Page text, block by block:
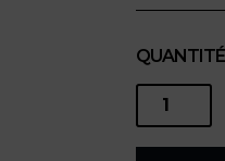
QUANTITÉ
quantité